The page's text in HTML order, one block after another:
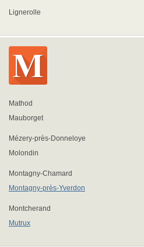
Lignerolle
Mathod
Mauborget
Mézery-près-Donneloye
Molondin
Montagny-Chamard
Montagny-près-Yverdon
Montcherand
Mutrux